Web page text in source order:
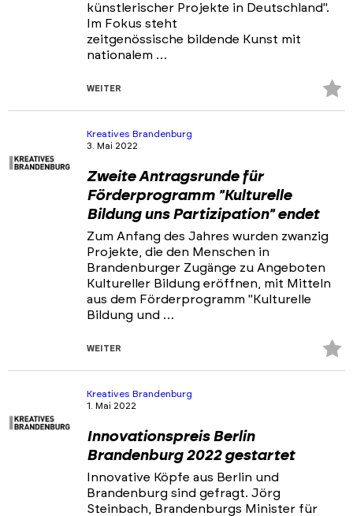
künstlerischer Projekte in Deutschland".
Im Fokus steht
zeitgenössische bildende Kunst mit
nationalem …
WEITER
Kreatives Brandenburg
3. Mai 2022
Zweite Antragsrunde für
Förderprogramm "Kulturelle
Bildung uns Partizipation" endet
Zum Anfang des Jahres wurden zwanzig
Projekte, die den Menschen in
Brandenburger Zugänge zu Angeboten
Kultureller Bildung eröffnen, mit Mitteln
aus dem Förderprogramm "Kulturelle
Bildung und …
WEITER
Kreatives Brandenburg
1. Mai 2022
Innovationspreis Berlin
Brandenburg 2022 gestartet
Innovative Köpfe aus Berlin und
Brandenburg sind gefragt. Jörg
Steinbach, Brandenburgs Minister für